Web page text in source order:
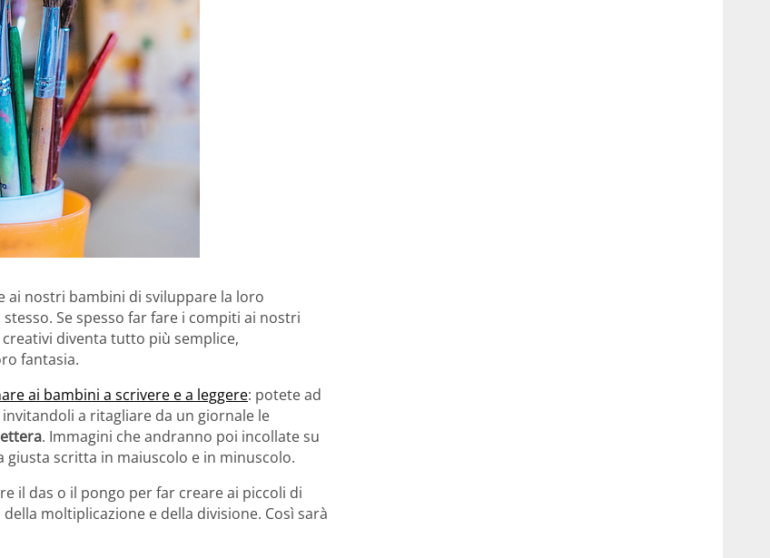
nostri bambini di sviluppare la loro
Se spesso far fare i compiti ai nostri
diventa tutto più semplice,
fantasia.
ai bambini a scrivere e a leggere: potete ad
a ritagliare da un giornale le
. Immagini che andranno poi incollate su
scritta in maiuscolo e in minuscolo.
il das o il pongo per far creare ai piccoli di
moltiplicazione e della divisione. Così sarà